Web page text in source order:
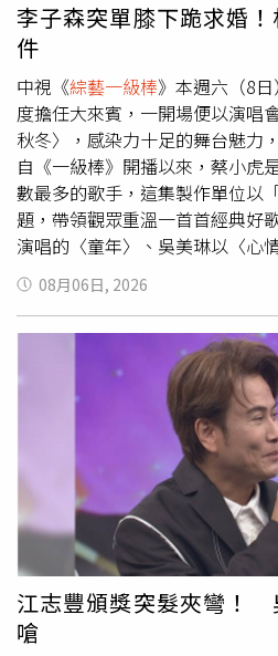
李子森突單膝下跪求婚
件
中視《綜藝一級棒》本週六（8
度擔任大來賓，一開場便以演唱
秋冬〉，感染力十足的舞台魅力
自《一級棒》開播以來，蔡小虎
數最多的歌手，這集製作單位以
題，帶領觀眾重溫一首首經典好
演唱的〈童年〉、吳美琳以〈心
唱〈想飛〉，最後還有杜忻恬的
接近尾聲時，李子森突然手捧鮮
膝下跪向杜忻恬「求婚」，瞬間
笑虧：「妳看看妳，等這麼久就
忻恬：「妳覺得今天這樣安排，
才願意答應？」杜忻恬毫不猶
吧！」一句話逗得全場哄笑，而
集最大看點。就在四組演唱結束
抉擇，甚至當場向大家徵詢建議
「你40年前就當場把我換掉，那
自嘲笑翻全場。
08月06日, 2026
江志豐頒獎突髮夾彎！
嗆